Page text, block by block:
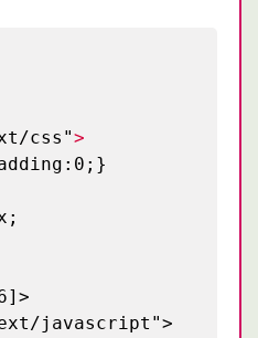
css">
javascript">